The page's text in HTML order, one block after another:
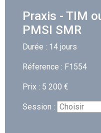
Praxis - TIM
PMSI SMR
Durée : 14 jours
Réference : F1554
Prix : 5 200 €
Session :